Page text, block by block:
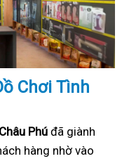
Chơi Tình
Phú đã giành
hàng nhờ vào